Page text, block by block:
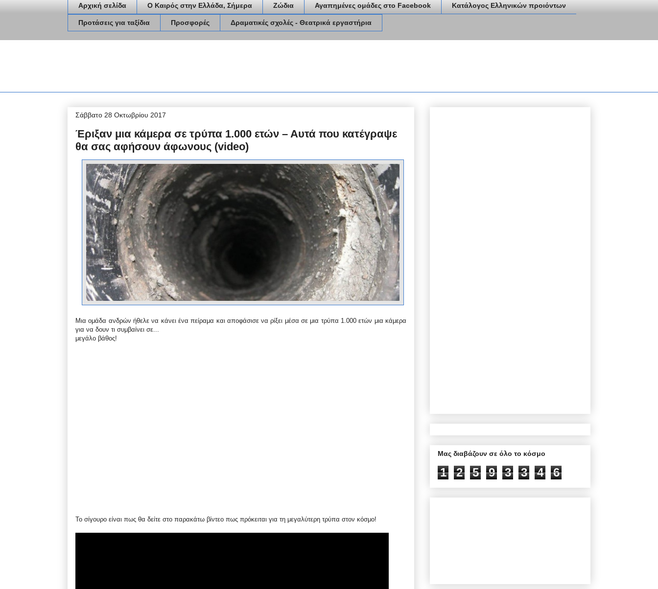
Αρχική σελίδα Ο Καιρός στην Ελλάδα, Σήμερα Ζώδια Αγαπημένες ομάδες στο Facebook Κατάλογος Ελληνικών προιόντων
Προτάσεις για ταξίδια Προσφορές Δραματικές σχολές - Θεατρικά εργαστήρια
Σάββατο 28 Οκτωβρίου 2017
Έριξαν μια κάμερα σε τρύπα 1.000 ετών – Αυτά που κατέγραψε
θα σας αφήσουν άφωνους (video)
Mια ομάδα ανδρών ήθελε να κάνει ένα πείραμα και αποφάσισε να ρίξει μέσα σε μια τρύπα 1.000 ετών μια κάμερα
για να δουν τι συμβαίνει σε...
μεγάλο βάθος!
Το σίγουρο είναι πως θα δείτε στο παρακάτω βίντεο πως πρόκειται για τη μεγαλύτερη τρύπα στον κόσμο!
Μας διαβάζουν σε όλο το κόσμο
1 2 5 9 3 3 4 6